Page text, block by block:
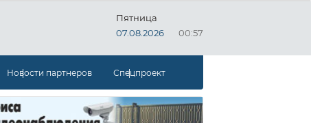
Пятница
07.08.2026
00:57
Новости партнеров Спецпроект